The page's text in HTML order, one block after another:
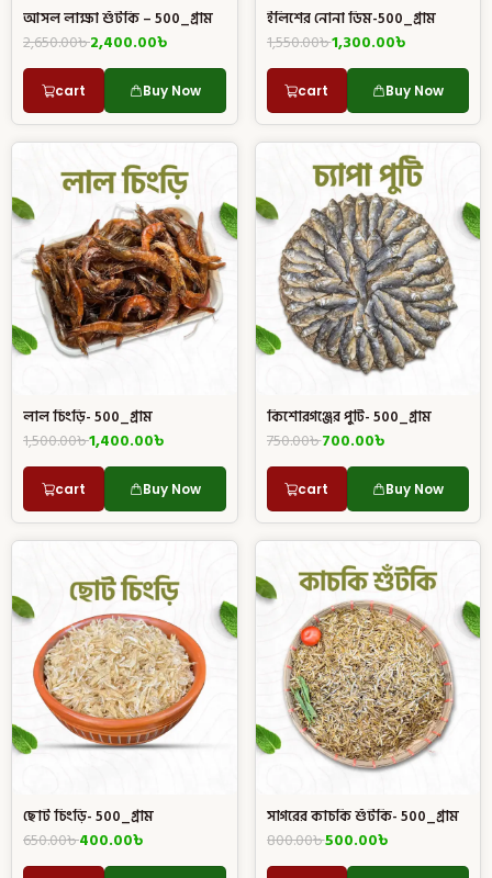
আসল লাক্ষা শুঁটকি – 500_গ্রাম
2,650.00৳2,400.00৳
cart Buy Now
ইলিশের নোনা ডিম-500_গ্রাম
1,550.00৳1,300.00৳
cart Buy Now
লাল চিংড়ি- 500_গ্রাম
1,500.00৳1,400.00৳
cart Buy Now
কিশোরগঞ্জের পুটি- 500_গ্রাম
750.00৳700.00৳
cart Buy Now
ছোট চিংড়ি- 500_গ্রাম
650.00৳400.00৳
সাগরের কাচকি শুঁটকি- 500_গ্রাম
800.00৳500.00৳